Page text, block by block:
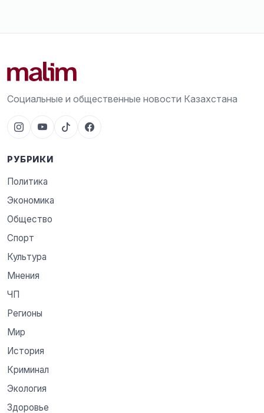
Социальные и общественные новости Казахстана
РУБРИКИ
Политика
Экономика
Общество
Спорт
Культура
Мнения
ЧП
Регионы
Мир
История
Криминал
Экология
Здоровье